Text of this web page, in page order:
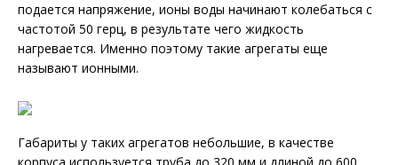
подается напряжение, ионы воды начинают колебаться с
частотой 50 герц, в результате чего жидкость
нагревается. Именно поэтому такие агрегаты еще
называют ионными.
Габариты у таких агрегатов небольшие, в качестве